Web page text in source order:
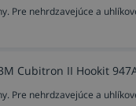
Pre nehrdzavejúce a
Cubitron II Hookit
Pre nehrdzavejúce a